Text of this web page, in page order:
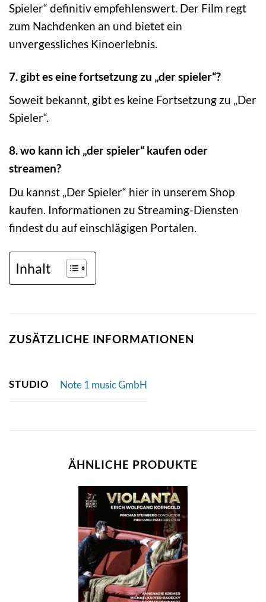
Spieler“ definitiv empfehlenswert. Der Film regt
zum Nachdenken an und bietet ein
unvergessliches Kinoerlebnis.
7. gibt es eine fortsetzung zu „der spieler“?
Soweit bekannt, gibt es keine Fortsetzung zu „Der
Spieler“.
8. wo kann ich „der spieler“ kaufen oder
streamen?
Du kannst „Der Spieler“ hier in unserem Shop
kaufen. Informationen zu Streaming-Diensten
findest du auf einschlägigen Portalen.
Inhalt
ZUSÄTZLICHE INFORMATIONEN
STUDIO Note 1 music GmbH
ÄHNLICHE PRODUKTE